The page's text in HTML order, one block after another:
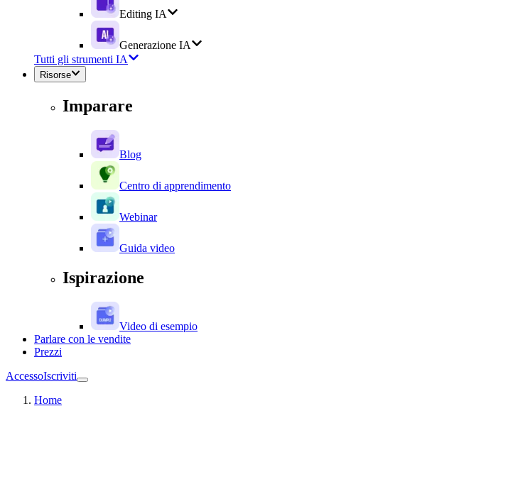
Editing IA
Generazione IA
Tutti gli strumenti IA
Risorse
Imparare
Blog
Centro di apprendimento
Webinar
Guida video
Ispirazione
Video di esempio
Parlare con le vendite
Prezzi
AccessoIscriviti
Home